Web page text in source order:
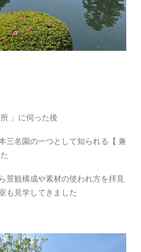
」に伺った後
三名園の一つとして知られる【 兼
景観構成や素材の使われ方を拝見
も見学してきました